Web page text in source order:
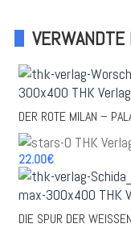
DER ROTE MILAN –
22.00€
DIE SPUR DER